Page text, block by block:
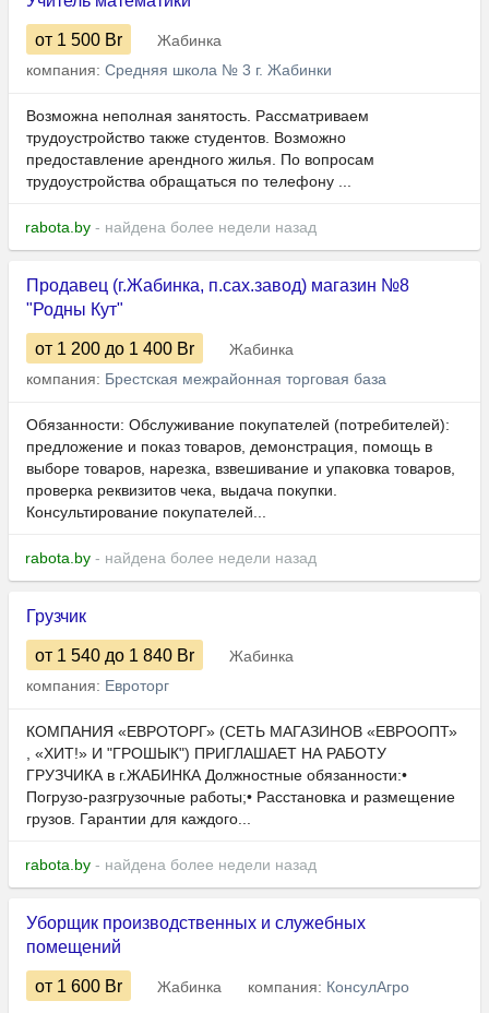
от 1 500 Br
Жабинка
компания: Средняя школа № 3 г. Жабинки
Возможна неполная занятость. Рассматриваем
трудоустройство также студентов. Возможно
предоставление арендного жилья. По вопросам
трудоустройства обращаться по телефону ...
rabota.by - найдена более недели назад
Продавец (г.Жабинка, п.сах.завод) магазин №8
"Родны Кут"
от 1 200 до 1 400 Br
Жабинка
компания: Брестская межрайонная торговая база
Обязанности: Обслуживание покупателей (потребителей):
предложение и показ товаров, демонстрация, помощь в
выборе товаров, нарезка, взвешивание и упаковка товаров,
проверка реквизитов чека, выдача покупки.
Консультирование покупателей...
rabota.by - найдена более недели назад
Грузчик
от 1 540 до 1 840 Br
Жабинка
компания: Евроторг
КОМПАНИЯ «ЕВРОТОРГ» (СЕТЬ МАГАЗИНОВ «ЕВРООПТ»
, «ХИТ!» И "ГРОШЫК") ПРИГЛАШАЕТ НА РАБОТУ
ГРУЗЧИКА в г.ЖАБИНКА Должностные обязанности:•
Погрузо-разгрузочные работы;• Расстановка и размещение
грузов. Гарантии для каждого...
rabota.by - найдена более недели назад
Уборщик производственных и служебных
помещений
от 1 600 Br Жабинка компания: КонсулАгро